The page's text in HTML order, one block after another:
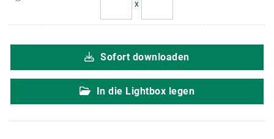
Kinderwunschzentrum
Kostenwahrheit
x
Sofort downloaden
In die Lightbox legen